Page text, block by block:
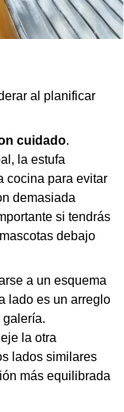
al planificar
cuidado.
la estufa
cocina para evitar
demasiada
si tendrás
debajo
a un esquema
lado es un arreglo
galería.
la otra
lados similares
más equilibrada